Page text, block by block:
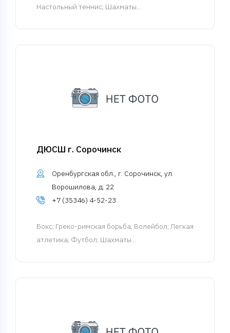
Настольный теннис; Шахматы...
ДЮСШ г. Сорочинск
Оренбургская обл., г. Сорочинск, ул.
Ворошилова, д. 22
+7 (35346) 4-52-23
Бокс; Греко-римская борьба; Волейбол; Легкая
атлетика; Футбол; Шахматы...